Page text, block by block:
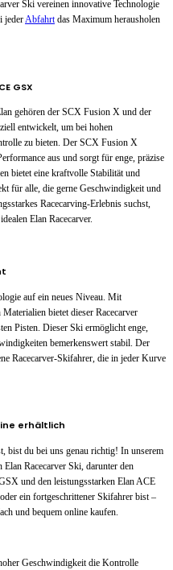
Ski vereinen innovative Technologie
jederAbfahrtdas Maximum herausholen
GSX
gehören der SCX Fusion X und der
entwickelt, um bei hohen
zu bieten. Der SCX Fusion X
aus und sorgt für enge, präzise
bietet eine kraftvolle Stabilität und
für alle, die gerne Geschwindigkeit und
Racecarving-Erlebnis suchst,
Elan Racecarver.
auf ein neues Niveau. Mit
bietet dieser Racecarver
Pisten. Dieser Ski ermöglicht enge,
bemerkenswert stabil. Der
Racecarver-Skifahrer, die in jeder Kurve
erhältlich
bist du bei uns genau richtig! In unserem
Racecarver Ski, darunter den
und den leistungsstarken Elan ACE
ein fortgeschrittener Skifahrer bist –
und bequem online kaufen.
Geschwindigkeit die Kontrolle